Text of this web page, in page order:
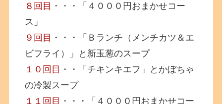
８回目 ・・・「４０００円おまかせコー
ス」
９回目 ・・・「Ｂランチ（メンチカツ＆エ
ビフライ）」と新玉葱のスープ
１０回目 ・・「チキンキエフ」とかぼちゃ
の冷製スープ
１１回目 ・・・「４０００円おまかせコー